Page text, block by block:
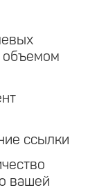
объемом
ссылки
вашей